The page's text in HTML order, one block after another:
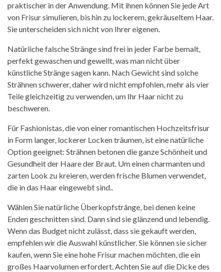
praktischer in der Anwendung. Mit ihnen können Sie jede Art
von Frisur simulieren, bis hin zu lockerem, gekräuseltem Haar.
Sie unterscheiden sich nicht von Ihrer eigenen.
Natürliche falsche Stränge sind frei in jeder Farbe bemalt,
perfekt gewaschen und gewellt, was man nicht über
künstliche Stränge sagen kann. Nach Gewicht sind solche
Strähnen schwerer, daher wird nicht empfohlen, mehr als vier
Teile gleichzeitig zu verwenden, um Ihr Haar nicht zu
beschweren.
Für Fashionistas, die von einer romantischen Hochzeitsfrisur
in Form langer, lockerer Locken träumen, ist eine natürliche
Option geeignet: Strähnen betonen die ganze Schönheit und
Gesundheit der Haare der Braut. Um einen charmanten und
zarten Look zu kreieren, werden frische Blumen verwendet,
die in das Haar eingewebt sind..
Wählen Sie natürliche Überkopfstränge, bei denen keine
Enden geschnitten sind. Dann sind sie glänzend und lebendig.
Wenn das Budget nicht zulässt, dass sie gekauft werden,
empfehlen wir die Auswahl künstlicher. Sie können sie sicher
kaufen, wenn Sie eine hohe Frisur machen möchten, die ein
großes Haarvolumen erfordert. Achten Sie auf die Dicke des